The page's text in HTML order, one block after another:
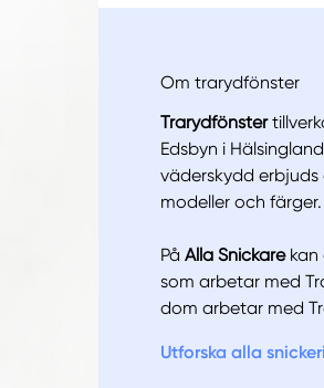
Om trarydfönster
Trarydfönster
Edsbyn i
väderskydd
modeller och färger.
På Alla Snickarekan
som arbetar med
dom arbetar med
Utforska alla